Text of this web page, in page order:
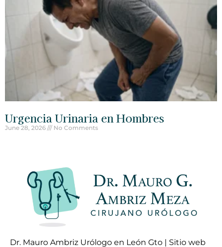
Urgencia Urinaria en Hombres
June 28, 2026 No Comments
Dr. Mauro Ambriz Urólogo en León Gto | Sitio web